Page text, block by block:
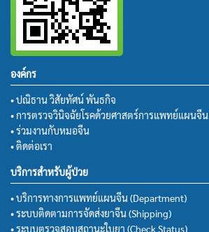
องค์กร
• ปณิธาน วิสัยทัศน์ พันธกิจ
• การตรวจวินิจฉัยโรคด้วยศาสตร์การแพทย์แผนจีน
• ร่วมงานกับหมอจีน
• ติดต่อเรา
บริการสำหรับผู้ป่วย
• บริการทางการแพทย์แผนจีน (Department)
• ระบบติดตามการจัดส่งยาจีน (Shipping)
• ระบบตรวจสอบสถานะใบยา (Check Status)